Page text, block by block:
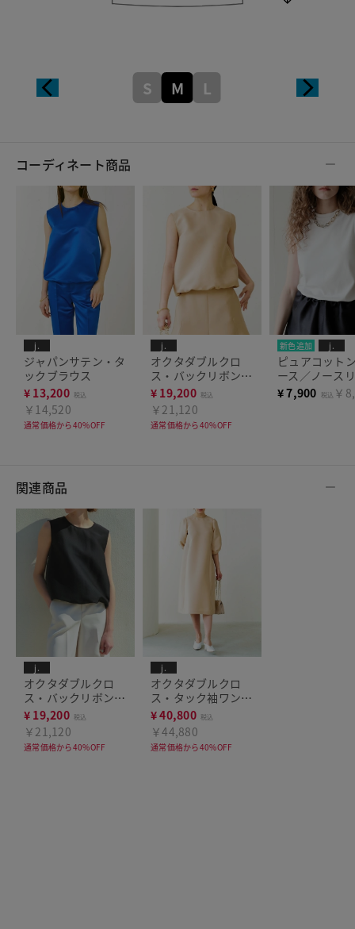
S M L
コーディネート商品
j.
ジャパンサテン・タ
ックブラウス
¥ 13,200 税込
￥14,520
通常価格から40%OFF
j.
オクタダブルクロ
ス・バックリボンブ
ラウス
¥ 19,200 税込
￥21,120
通常価格から40%OFF
新色追加 j.
ピュアコット
ース／ノース
¥7,900 税込 ￥
関連商品
j.
オクタダブルクロ
ス・バックリボンブ
ラウス
¥ 19,200 税込
￥21,120
通常価格から40%OFF
j.
オクタダブルクロ
ス・タック袖ワンピ
ース
¥40,800 税込
￥44,880
通常価格から40%OFF